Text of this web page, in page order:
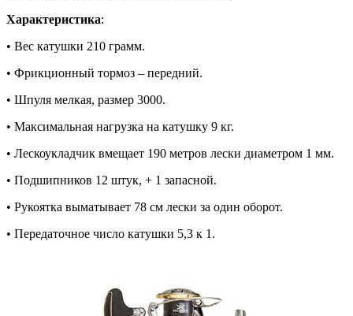
Характеристика:
• Вес катушки 210 грамм.
• Фрикционный тормоз – передний.
• Шпуля мелкая, размер 3000.
• Максимальная нагрузка на катушку 9 кг.
• Лескоукладчик вмещает 190 метров лески диаметром 1 мм.
• Подшипников 12 штук, + 1 запасной.
• Рукоятка выматывает 78 см лески за один оборот.
• Передаточное число катушки 5,3 к 1.